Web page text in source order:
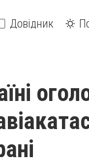
Довідник